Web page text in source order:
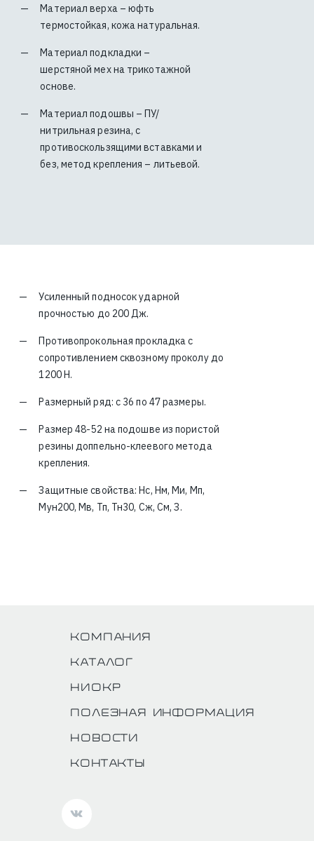
Материал верха – юфть
термостойкая, кожа натуральная.
Материал подкладки –
шерстяной мех на трикотажной
основе.
Материал подошвы – ПУ/
нитрильная резина, с
противоскользящими вставками и
без, метод крепления – литьевой.
Усиленный подносок ударной
прочностью до 200 Дж.
Противопрокольная прокладка с
сопротивлением сквозному проколу до
1200 Н.
Размерный ряд: с 36 по 47 размеры.
Размер 48-52 на подошве из пористой
резины доппельно-клеевого метода
крепления.
Защитные свойства: Нс, Нм, Ми, Мп,
Мун200, Мв, Тп, Тн30, Сж, См, З.
Компания
Каталог
НИОКР
Полезная информация
Новости
Контакты